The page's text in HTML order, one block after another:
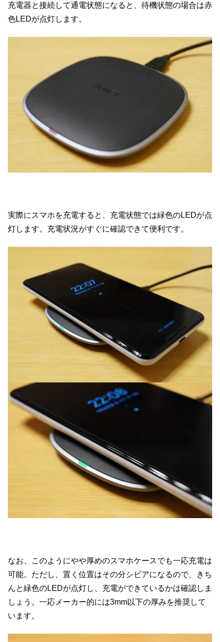
充電器と接続して通電状態になると、待機状態の場合は赤
色LEDが点灯します。
実際にスマホを充電すると、充電状態では緑色のLEDが点
灯します。充電状況がすぐに確認できて便利です。
なお、このようにやや厚めのスマホケースでも一応充電は
可能。ただし、置く位置はその分シビアになるので、きち
んと緑色のLEDが点灯し、充電ができているかは確認しま
しょう。一応メーカー的には3mm以下の厚みを推奨して
います。